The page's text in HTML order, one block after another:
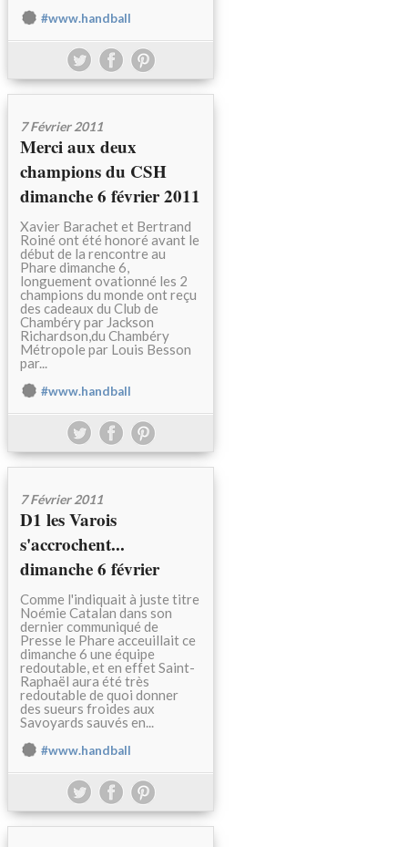
#www.handball
7 Février 2011
Merci aux deux
champions du CSH
dimanche 6 février 2011
Xavier Barachet et Bertrand
Roiné ont été honoré avant le
début de la rencontre au
Phare dimanche 6,
longuement ovationné les 2
champions du monde ont reçu
des cadeaux du Club de
Chambéry par Jackson
Richardson,du Chambéry
Métropole par Louis Besson
par...
#www.handball
7 Février 2011
D1 les Varois
s'accrochent...
dimanche 6 février
Comme l'indiquait à juste titre
Noémie Catalan dans son
dernier communiqué de
Presse le Phare acceuillait ce
dimanche 6 une équipe
redoutable, et en effet Saint-
Raphaël aura été très
redoutable de quoi donner
des sueurs froides aux
Savoyards sauvés en...
#www.handball